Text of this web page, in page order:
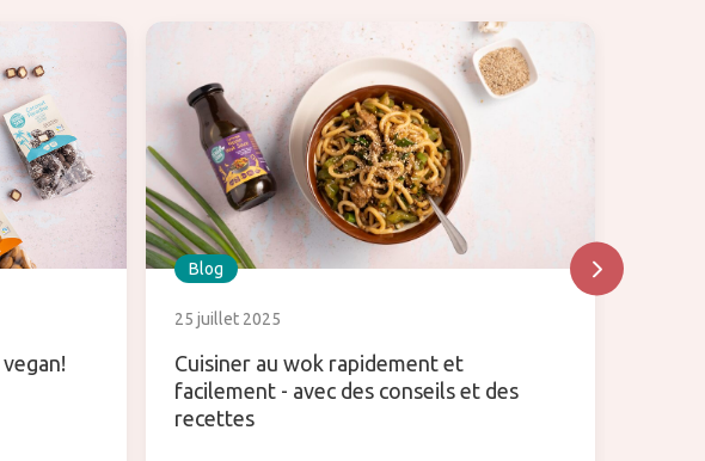
Blog
25 juillet 2025
Cuisiner au wok rapidement et
facilement - avec des conseils et des
recettes